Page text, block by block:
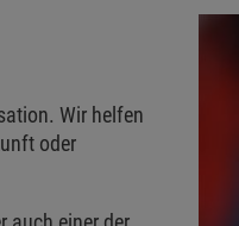
Wir helfen
oder